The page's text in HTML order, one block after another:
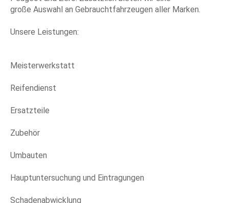
große Auswahl an Gebrauchtfahrzeugen aller Marken.
Unsere Leistungen:
Meisterwerkstatt
Reifendienst
Ersatzteile
Zubehör
Umbauten
Hauptuntersuchung und Eintragungen
Schadenabwicklung